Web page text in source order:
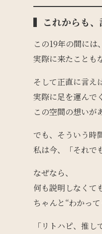
▍これからも、
この19年の間には
実際に来たことも
そして正直に言え
実際に足を運んで
この空間の想いが
でも、そういう
私は今、「それで
なぜなら、
何も説明しなくて
ちゃんと“わかっ
「リトハピ、推し